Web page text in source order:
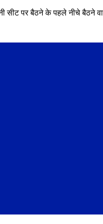
सीट पर बैठने के पहले नीचे बैठने